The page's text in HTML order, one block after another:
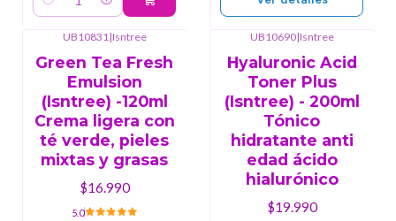
Cantidad
UB10831|Isntree
Green Tea Fresh
Emulsion
(Isntree) -120ml
Crema ligera con
té verde, pieles
mixtas y grasas
$16.990
5.0
UB10690|Isntree
Hyaluronic Acid
Toner Plus
(Isntree) - 200ml
Tónico
hidratante anti
edad ácido
hialurónico
$19.990